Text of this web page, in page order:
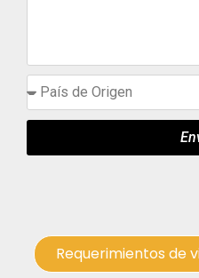
Requerimientos de